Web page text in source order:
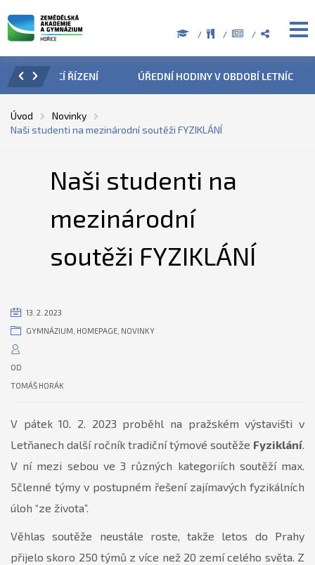
ÚŘEDNÍ HODINY V OBDOBÍ LETNÍCH PRÁZDNIN
Úvod
Novinky
Naši studenti na mezinárodní soutěži FYZIKLÁNÍ
Naši studenti na
mezinárodní
soutěži FYZIKLÁNÍ
13. 2. 2023
GYMNÁZIUM HOMEPAGE NOVINKY
OD
TOMÁŠ HORÁK
V pátek 10. 2. 2023 proběhl na pražském výstavišti v
Letňanech další ročník tradiční týmové soutěže Fyziklání.
V ní mezi sebou ve 3 různých kategoriích soutěží max.
5členné týmy v postupném řešení zajímavých fyzikálních
úloh “ze života”.
Věhlas soutěže neustále roste, takže letos do Prahy
přijelo skoro 250 týmů z více než 20 zemí celého světa. Z